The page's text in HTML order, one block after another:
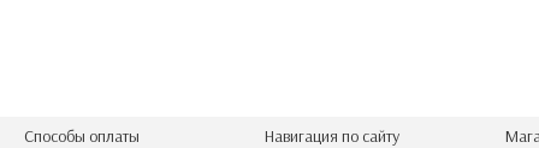
Способы оплаты Навигация по сайту